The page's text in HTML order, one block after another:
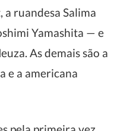
a ruandesa Salima
Yamashita — e
As demais são a
e a americana